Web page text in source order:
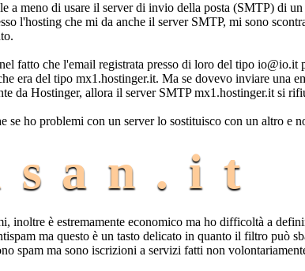
a meno di usare il server di invio della posta (SMTP) di
l'hosting che mi da anche il server SMTP, mi sono
fatto che l'email registrata presso di loro del tipo io@io.it
era del tipo mx1.hostinger.it. Ma se dovevo inviare una
da Hostinger, allora il server SMTP mx1.hostinger.it si
ho problemi con un server lo sostituisco con un altro e
inoltre è estremamente economico ma ho difficoltà a
ma questo è un tasto delicato in quanto il filtro può
spam ma sono iscrizioni a servizi fatti non